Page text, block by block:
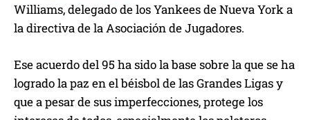
Williams, delegado de los Yankees de Nueva York a
la directiva de la Asociación de Jugadores.
Ese acuerdo del 95 ha sido la base sobre la que se ha
logrado la paz en el béisbol de las Grandes Ligas y
que a pesar de sus imperfecciones, protege los